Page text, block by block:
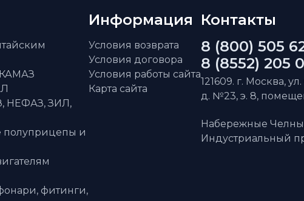
КАМАЗ
НЕФАЗ, ЗИЛ,
полуприцепы и
фитинги,
Информация
Условия возврата
Условия договора
Условия работы сайта
Карта сайта
Контакты
8 (800) 505
8 (8552) 205
121609. г. Москва,
д. №23, э. 8,
Набережные
Индустриальный